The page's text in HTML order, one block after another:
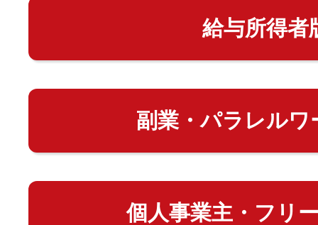
給与所得者
副業・パラレルワ
個人事業主・フリ